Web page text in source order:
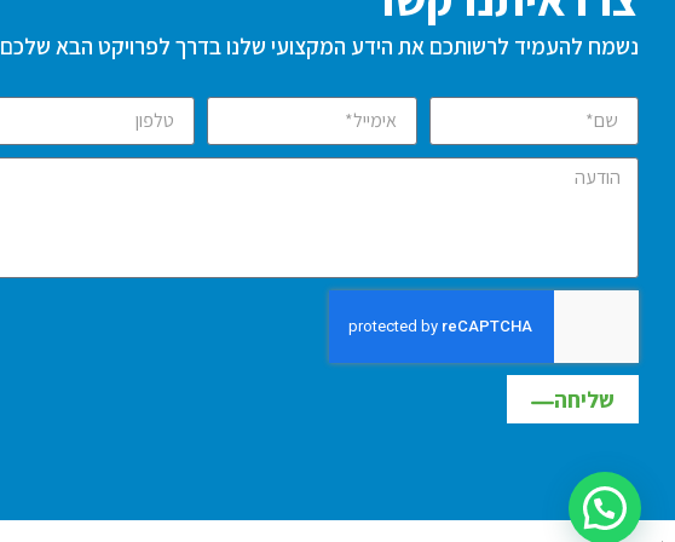
נשמח להעמיד לרשותכם את הידע המקצועי שלנו בדרך לפרויקט הבא שלכם
שליחה